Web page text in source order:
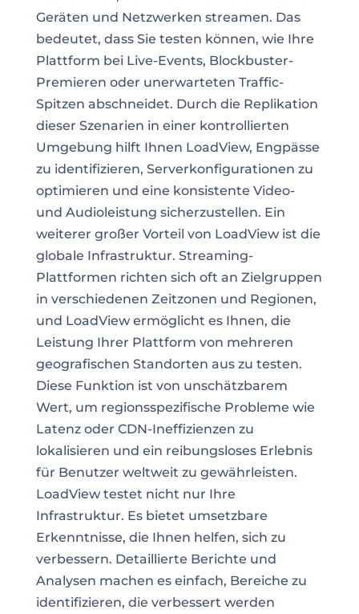
Geräten und Netzwerken streamen. Das
bedeutet, dass Sie testen können, wie Ihre
Plattform bei Live-Events, Blockbuster-
Premieren oder unerwarteten Traffic-
Spitzen abschneidet. Durch die Replikation
dieser Szenarien in einer kontrollierten
Umgebung hilft Ihnen LoadView, Engpässe
zu identifizieren, Serverkonfigurationen zu
optimieren und eine konsistente Video-
und Audioleistung sicherzustellen. Ein
weiterer großer Vorteil von LoadView ist die
globale Infrastruktur. Streaming-
Plattformen richten sich oft an Zielgruppen
in verschiedenen Zeitzonen und Regionen,
und LoadView ermöglicht es Ihnen, die
Leistung Ihrer Plattform von mehreren
geografischen Standorten aus zu testen.
Diese Funktion ist von unschätzbarem
Wert, um regionsspezifische Probleme wie
Latenz oder CDN-Ineffizienzen zu
lokalisieren und ein reibungsloses Erlebnis
für Benutzer weltweit zu gewährleisten.
LoadView testet nicht nur Ihre
Infrastruktur. Es bietet umsetzbare
Erkenntnisse, die Ihnen helfen, sich zu
verbessern. Detaillierte Berichte und
Analysen machen es einfach, Bereiche zu
identifizieren, die verbessert werden